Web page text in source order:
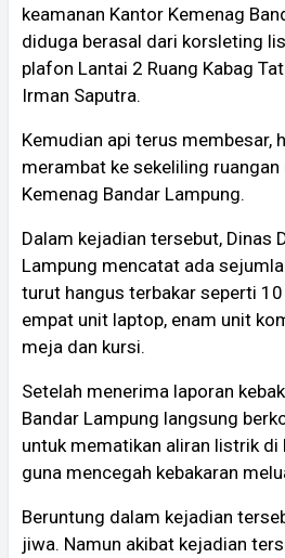
keamanan Kantor Kemenag
diduga berasal dari korsleting
plafon Lantai 2 Ruang Kabag
Irman Saputra.
Kemudian api terus membesar,
merambat ke sekeliling
Kemenag Bandar Lampung.
Dalam kejadian tersebut, Dinas
Lampung mencatat ada
turut hangus terbakar seperti
empat unit laptop, enam unit
meja dan kursi.
Setelah menerima laporan
Bandar Lampung langsung
untuk mematikan aliran listrik di
guna mencegah kebakaran
Beruntung dalam kejadian
jiwa. Namun akibat kejadian